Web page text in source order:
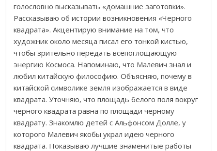
голословно высказывать «домашние заготовки».
Рассказываю об истории возникновения «Черного
квадрата». Акцентирую внимание на том, что
художник около месяца писал его тонкой кистью,
чтобы зрительно передать всепоглощающую
энергию Космоса. Напоминаю, что Малевич знал и
любил китайскую философию. Объясняю, почему в
китайской символике земля изображается в виде
квадрата. Уточняю, что площадь белого поля вокруг
черного квадрата равна по площади черному
квадрату. Знакомлю детей с Альфонсом Долле, у
которого Малевич якобы украл идею черного
квадрата. Показываю лучшие знаменитые работы